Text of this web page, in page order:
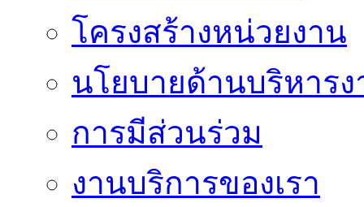
โครงสร้างหน่วยงาน
นโยบายด้านบริหาร
การมีส่วนร่วม
งานบริการของเรา